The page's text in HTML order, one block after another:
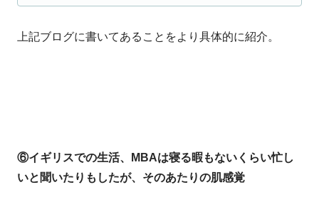
上記ブログに書いてあることをより具体的に紹介。
⑥イギリスでの生活、MBAは寝る暇もないくらい忙し
いと聞いたりもしたが、そのあたりの肌感覚